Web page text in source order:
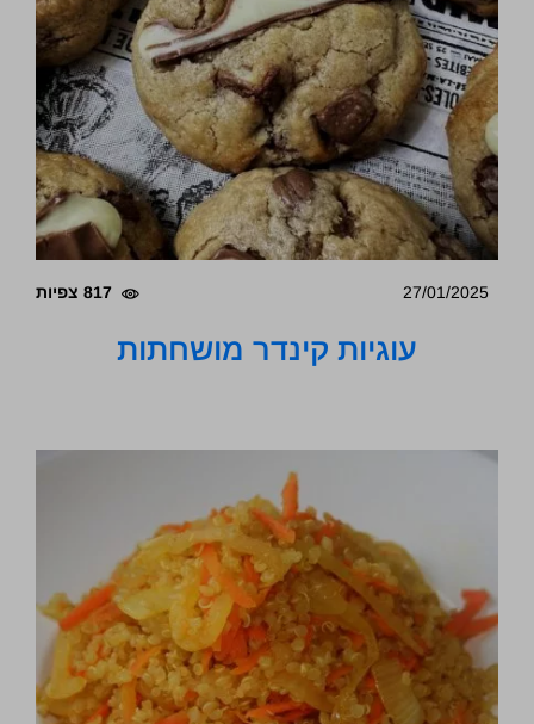
27/01/2025 817 צפיות
עוגיות קינדר מושחתות